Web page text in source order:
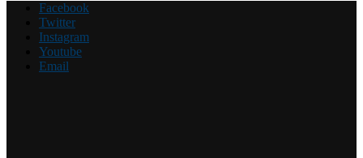
Facebook
Twitter
Instagram
Youtube
Email